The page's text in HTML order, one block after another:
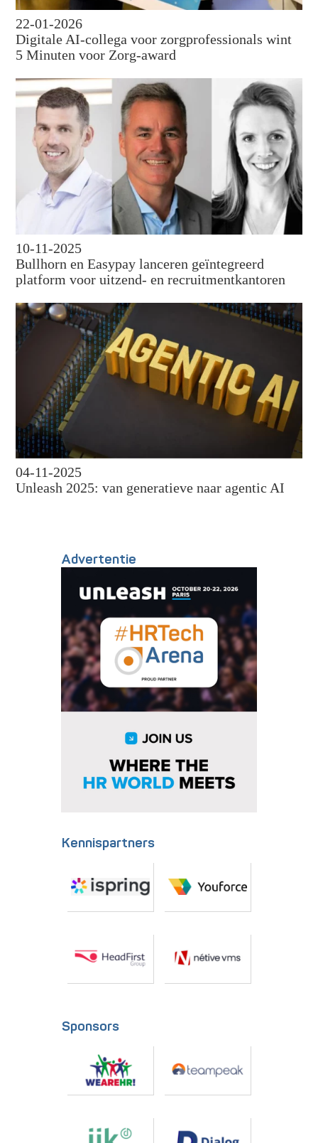
22-01-2026
Digitale AI-collega voor zorgprofessionals wint
5 Minuten voor Zorg-award
10-11-2025
Bullhorn en Easypay lanceren geïntegreerd
platform voor uitzend- en recruitmentkantoren
04-11-2025
Unleash 2025: van generatieve naar agentic AI
Advertentie
Kennispartners
Sponsors